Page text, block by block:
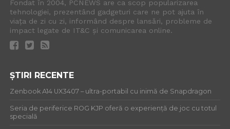
Fondat în 2004, PCNEWS are ca scop popularizarea
tehnologiei, prezentând gadgeturi care ne pot ajuta în
viața de zi cu zi, informând despre lansări, probleme de
impact legate de IT&C și comunicarea online.
ȘTIRI RECENTE
Zenbook A14 UX3407 – ultra-portabil cu inimă de Snapdragon
Seria de periferice ROG KJP oferă o experiență de joc cu totul
specială